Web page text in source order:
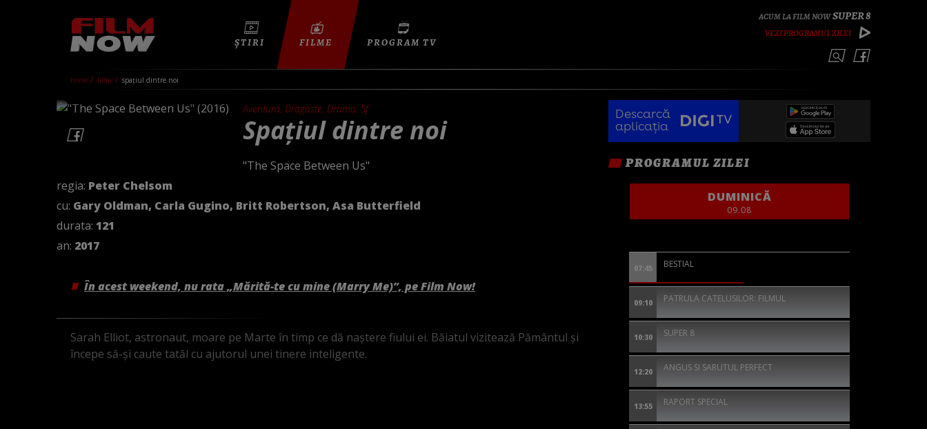
SUPER 8
VEZI PROGRAMUL ZILEI
ȘTIRI FILME PROGRAM TV
home filme spațiul dintre noi
Aventura, Dragoste, Drama, Sf
Spațiul dintre noi
"The Space Between Us"
regia: Peter Chelsom
cu: Gary Oldman, Carla Gugino, Britt Robertson, Asa Butterfield
durata: 121
an: 2017
În acest weekend, nu rata „Mărită-te cu mine (Marry Me)”, pe Film Now!
Sarah Elliot, astronaut, moare pe Marte în timp ce dă naștere fiului ei. Băiatul vizitează Pământul și
începe să-și caute tatăl cu ajutorul unei tinere inteligente.
Descarcă
aplicația
PROGRAMUL ZILEI
DUMINICĂ
09.08
07:45 BESTIAL
09:10 PATRULA CATELUSILOR: FILMUL
10:30 SUPER 8
12:20 ANGUS SI SARUTUL PERFECT
13:55 RAPORT SPECIAL